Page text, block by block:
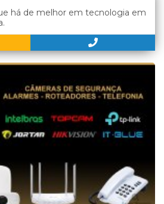
há de melhor em tecnologia em